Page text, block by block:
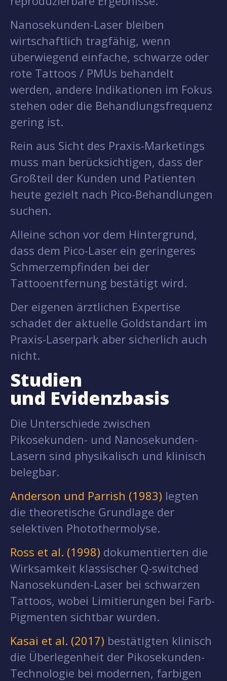
Nanosekunden-Laser bleiben
wirtschaftlich tragfähig, wenn
überwiegend einfache, schwarze oder
rote Tattoos / PMUs behandelt
werden, andere Indikationen im Fokus
stehen oder die Behandlungsfrequenz
gering ist.
Rein aus Sicht des Praxis-Marketings
muss man berücksichtigen, dass der
Großteil der Kunden und Patienten
heute gezielt nach Pico-Behandlungen
suchen.
Alleine schon vor dem Hintergrund,
dass dem Pico-Laser ein geringeres
Schmerzempfinden bei der
Tattooentfernung bestätigt wird.
Der eigenen ärztlichen Expertise
schadet der aktuelle Goldstandart im
Praxis-Laserpark aber sicherlich auch
nicht.
Studien
und Evidenzbasis
Die Unterschiede zwischen
Pikosekunden- und Nanosekunden-
Lasern sind physikalisch und klinisch
belegbar.
Anderson und Parrish (1983) legten
die theoretische Grundlage der
selektiven Photothermolyse.
Ross et al. (1998) dokumentierten die
Wirksamkeit klassischer Q-switched
Nanosekunden-Laser bei schwarzen
Tattoos, wobei Limitierungen bei Farb-
Pigmenten sichtbar wurden.
Kasai et al. (2017) bestätigten klinisch
die Überlegenheit der Pikosekunden-
Technologie bei modernen, farbigen